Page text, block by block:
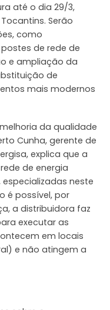
até o dia 29/3,
Serão
como
de rede de
e ampliação da
de
mais modernos
da qualidade
Cunha, gerente de
explica que a
de energia
especializadas neste
é possível, por
a distribuidora faz
executar as
em locais
e não atingem a